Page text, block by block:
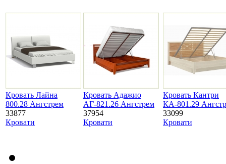
Кровать Лайна
800.28 Ангстрем
33877
Кровати
Кровать Адажио
АГ-821.26 Ангстрем
37954
Кровати
Кровать Кантри
КА-801.29
33099
Кровати